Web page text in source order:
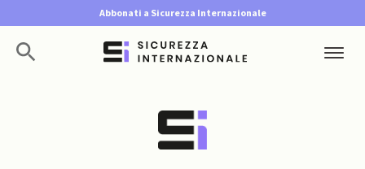
Abbonati a Sicurezza Internazionale